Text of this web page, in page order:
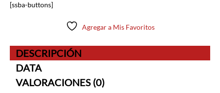
[ssba-buttons]
Agregar a Mis Favoritos
DESCRIPCIÓN
DATA
VALORACIONES (0)